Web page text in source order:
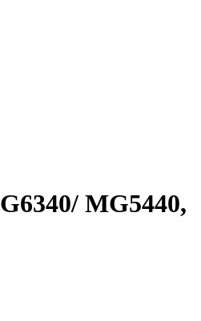
MG5440,